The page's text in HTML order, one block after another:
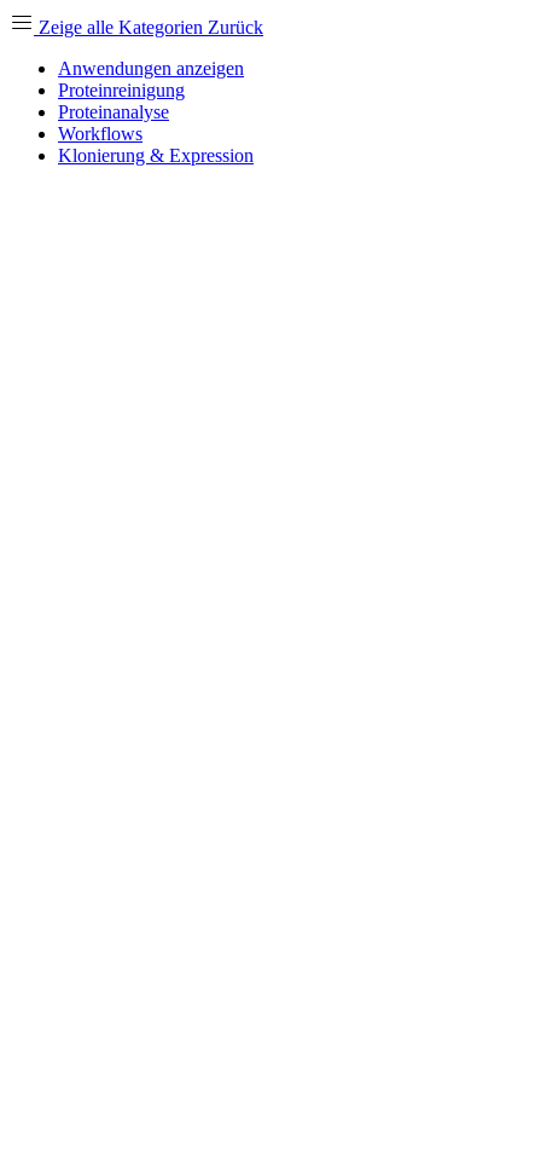
Zeige alle Kategorien Zurück
Anwendungen anzeigen
Proteinreinigung
Proteinanalyse
Workflows
Klonierung & Expression